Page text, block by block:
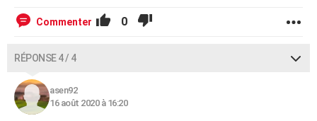
Commenter 0
RÉPONSE 4 / 4
asen92
16 août 2020 à 16:20